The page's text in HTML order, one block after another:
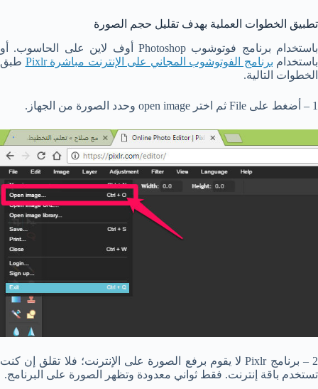
تطبيق الخطوات العملية بهدف تقليل حجم الصورة
باستخدام برنامج فوتوشوب Photoshop أوف لاين على الحاسوب. أو
باستخدام برنامج الفوتوشوب المجاني على الإنترنت مباشرة Pixlr
طبق
الخطوات التالية.
1 – أضغط على File ثم اختر open image وحدد الصورة من الجهاز.
2 – برنامج Pixlr لا يقوم برفع الصورة على الإنترنت؛ فلا تقلق إن كنت
تستخدم باقة إنترنت. فقط ثواني معدودة وتظهر الصورة على البرنامج.